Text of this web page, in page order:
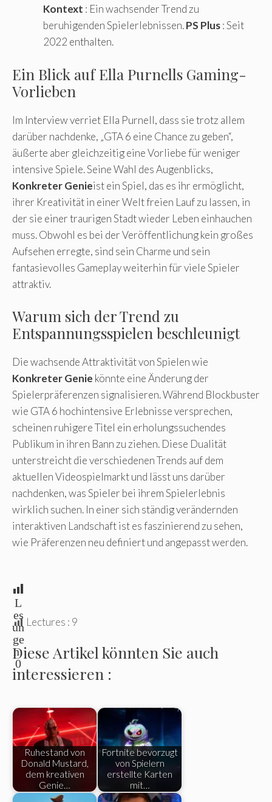
Kontext : Ein wachsender Trend zu
beruhigenden Spielerlebnissen.PS Plus: Seit
2022 enthalten.
Ein Blick auf Ella Purnells Gaming-
Vorlieben
Im Interview verriet Ella Purnell, dass sie trotz allem
darüber nachdenke, „GTA 6 eine Chance zu geben“,
äußerte aber gleichzeitig eine Vorliebe für weniger
intensive Spiele. Seine Wahl des Augenblicks,
Konkreter Genieist ein Spiel, das es ihr ermöglicht,
ihrer Kreativität in einer Welt freien Lauf zu lassen, in
der sie einer traurigen Stadt wieder Leben einhauchen
muss. Obwohl es bei der Veröffentlichung kein großes
Aufsehen erregte, sind sein Charme und sein
fantasievolles Gameplay weiterhin für viele Spieler
attraktiv.
Warum sich der Trend zu
Entspannungsspielen beschleunigt
Die wachsende Attraktivität von Spielen wie
Konkreter Genie könnte eine Änderung der
Spielerpräferenzen signalisieren. Während Blockbuster
wie GTA 6 hochintensive Erlebnisse versprechen,
scheinen ruhigere Titel ein erholungssuchendes
Publikum in ihren Bann zu ziehen. Diese Dualität
unterstreicht die verschiedenen Trends auf dem
aktuellen Videospielmarkt und lässt uns darüber
nachdenken, was Spieler bei ihrem Spielerlebnis
wirklich suchen. In einer sich ständig verändernden
interaktiven Landschaft ist es faszinierend zu sehen,
wie Präferenzen neu definiert und angepasst werden.
L
es
un
ge
n:
0
Lectures : 9
Diese Artikel könnten Sie auch
interessieren :
Ruhestand von
Donald Mustard,
dem kreativen
Genie…
Fortnite bevorzugt
von Spielern
erstellte Karten
mit…